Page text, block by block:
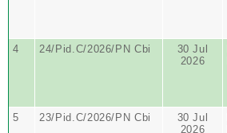
4
24/Pid.C/2026/PN Cbi
30 Jul
2026
5
23/Pid.C/2026/PN Cbi
30 Jul
2026